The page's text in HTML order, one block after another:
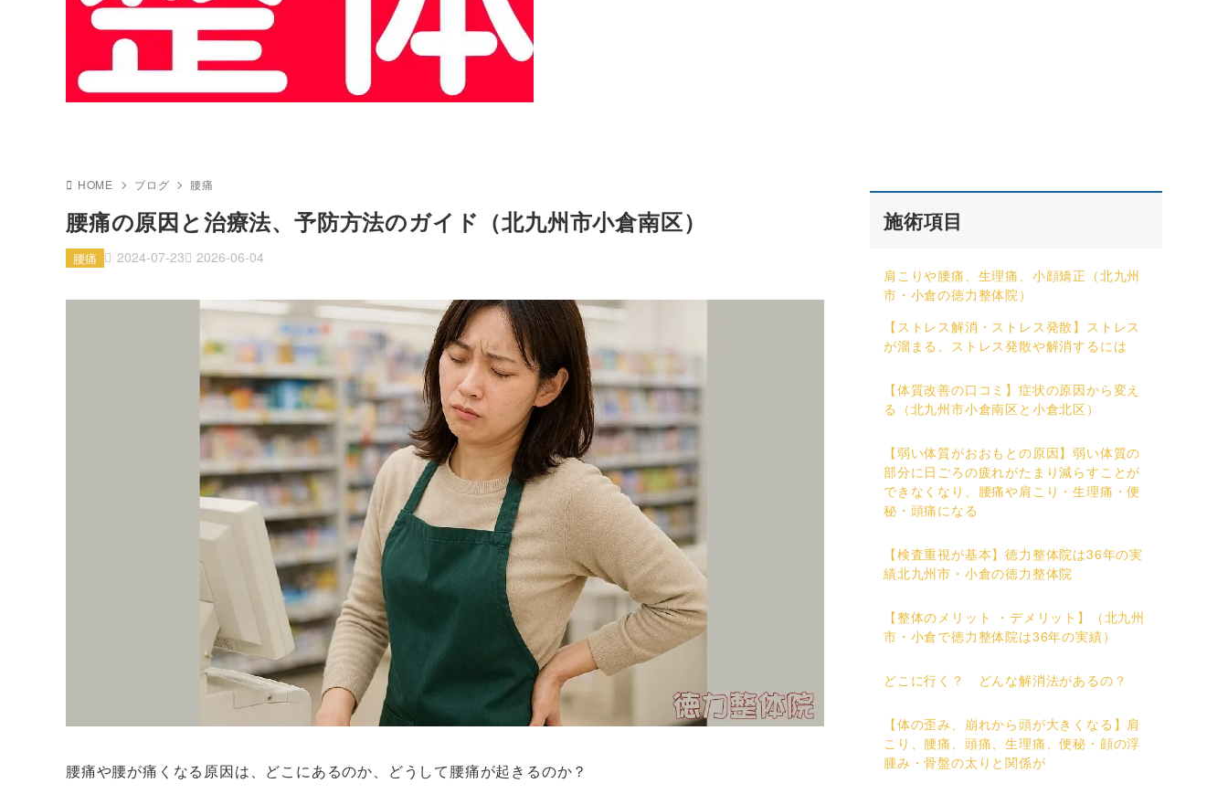
HOME ブログ 腰痛
腰痛の原因と治療法、予防方法のガイド（北九州市小倉南区）
2024-07-23 2026-06-04
腰痛
腰痛や腰が痛くなる原因は、どこにあるのか、どうして腰痛が起きるのか？
施術項目
肩こりや腰痛、生理痛、小顔矯正（北九州
市・小倉の徳力整体院）
【ストレス解消・ストレス発散】ストレス
が溜まる、ストレス発散や解消するには
【体質改善の口コミ】症状の原因から変え
る（北九州市小倉南区と小倉北区）
【弱い体質がおおもとの原因】弱い体質の
部分に日ごろの疲れがたまり減らすことが
できなくなり、腰痛や肩こり・生理痛・便
秘・頭痛になる
【検査重視が基本】徳力整体院は36年の実
績北九州市・小倉の徳力整体院
【整体のメリット ・デメリット】（北九州
市・小倉で徳力整体院は36年の実績）
どこに行く？ どんな解消法があるの？
【体の歪み、崩れから頭が大きくなる】肩
こり、腰痛、頭痛、生理痛、便秘・顔の浮
腫み・骨盤の太りと関係が